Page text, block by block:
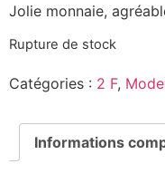
Jolie monnaie,
Rupture de stock
Catégories : 2 F,
Informations